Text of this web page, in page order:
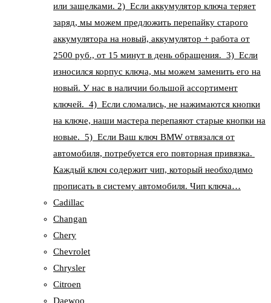
или защелками. 2) Если аккумулятор ключа теряет
заряд, мы можем предложить перепайку старого
аккумулятора на новый, аккумулятор + работа от
2500 руб., от 15 минут в день обращения. 3) Если
износился корпус ключа, мы можем заменить его на
новый. У нас в наличии большой ассортимент
ключей. 4) Если сломались, не нажимаются кнопки
на ключе, наши мастера перепаяют старые кнопки на
новые. 5) Если Ваш ключ BMW отвязался от
автомобиля, потребуется его повторная привязка.
Каждый ключ содержит чип, который необходимо
прописать в систему автомобиля. Чип ключа…
Cadillac
Changan
Chery
Chevrolet
Chrysler
Citroen
Daewoo